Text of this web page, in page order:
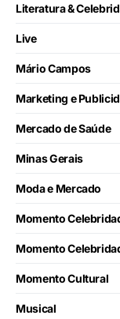
Literatura &
Live
Mário Campos
Marketing e
Mercado de Saúde
Minas Gerais
Moda e Mercado
Momento
Momento
Momento Cultural
Musical